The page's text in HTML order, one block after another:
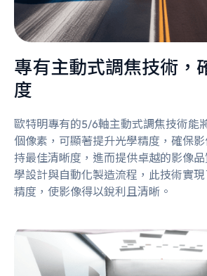
專有主動式調焦技術，
度
歐特明專有的5/6軸主動式調焦技術能
個像素，可顯著提升光學精度，確保
持最佳清晰度，進而提供卓越的影像
學設計與自動化製造流程，此技術實
精度，使影像得以銳利且清晰。